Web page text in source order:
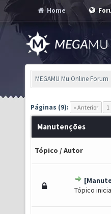
Home
MEGAMU Mu Online Forum
Páginas (9): « Anterior 1
Manutenções
Tópico /Autor
Tópico
- 0 de 5 em média
45